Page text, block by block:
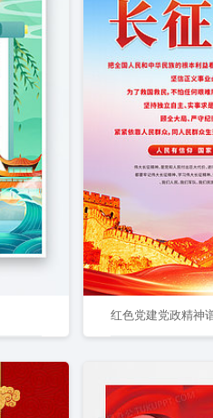
红色党建党政精神